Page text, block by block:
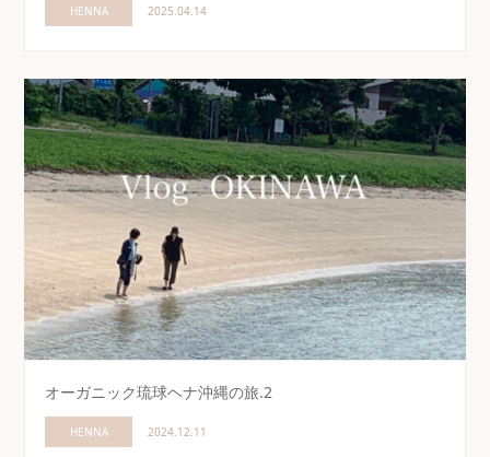
HENNA 2025.04.14
オーガニック琉球ヘナ沖縄の旅.2
HENNA 2024.12.11